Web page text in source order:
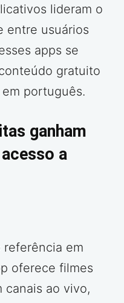
lideram o
entre usuários
apps se
gratuito
português.
ganham
a
referência em
oferece filmes
canais ao vivo,